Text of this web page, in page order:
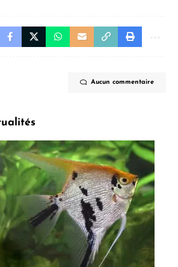
Aucun commentaire